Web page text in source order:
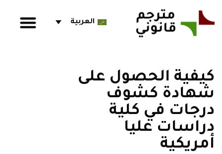
العربية
كيفية الحصول على
شهادة كشوف
درجات في كلية
دراسات عليا
أمريكية